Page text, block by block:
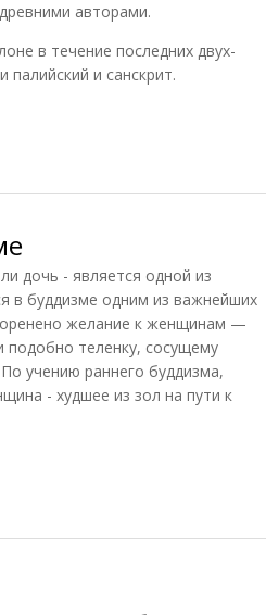
авторами.
в течение последних двух-
палийский и санскрит.
дочь - является одной из
в буддизме одним из важнейших
желание к женщинам —
теленку, сосущему
учению раннего буддизма,
- худшее из зол на пути к